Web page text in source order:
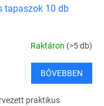
tapaszok 10 db
Raktáron (>5 db)
BŐVEBBEN
praktikus